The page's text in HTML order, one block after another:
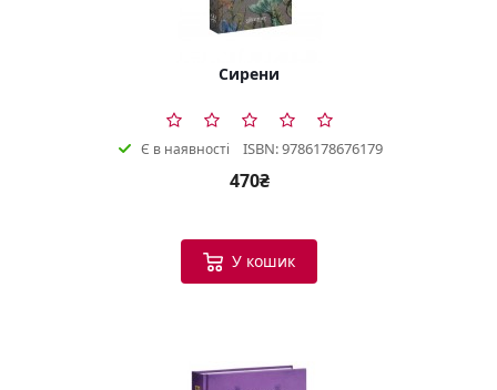
Сирени
Є в наявності ISBN: 9786178676179
470₴
У кошик